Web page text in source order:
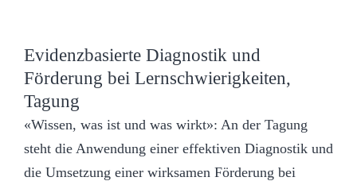
Evidenzbasierte Diagnostik und
Förderung bei Lernschwierigkeiten,
Tagung
«Wissen, was ist und was wirkt»: An der Tagung
steht die Anwendung einer effektiven Diagnostik und
die Umsetzung einer wirksamen Förderung bei